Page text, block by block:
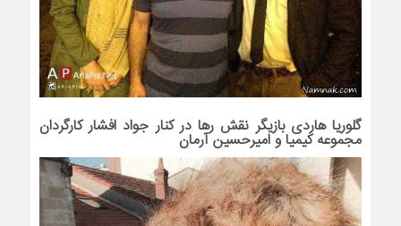
گلوریا هاردی بازیگر نقش رها در کنار جواد افشار کارگردان
مجموعه کیمیا وامیرحسین آرمان